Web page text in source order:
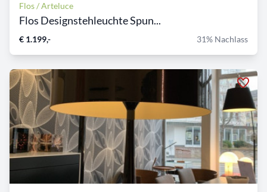
Flos / Arteluce
Flos Designstehleuchte Spun...
€ 1.199,- 31% Nachlass